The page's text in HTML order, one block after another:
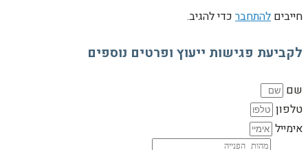
חייבים להתחבר כדי להגיב.
לקביעת פגישות ייעוץ ופרטים נוספים
שם
טלפון
אימייל